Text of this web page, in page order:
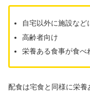
自宅以外に施設など
高齢者向け
栄養ある食事が食べ
配食は宅食と同様に栄養